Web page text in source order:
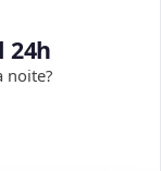
24h
noite?